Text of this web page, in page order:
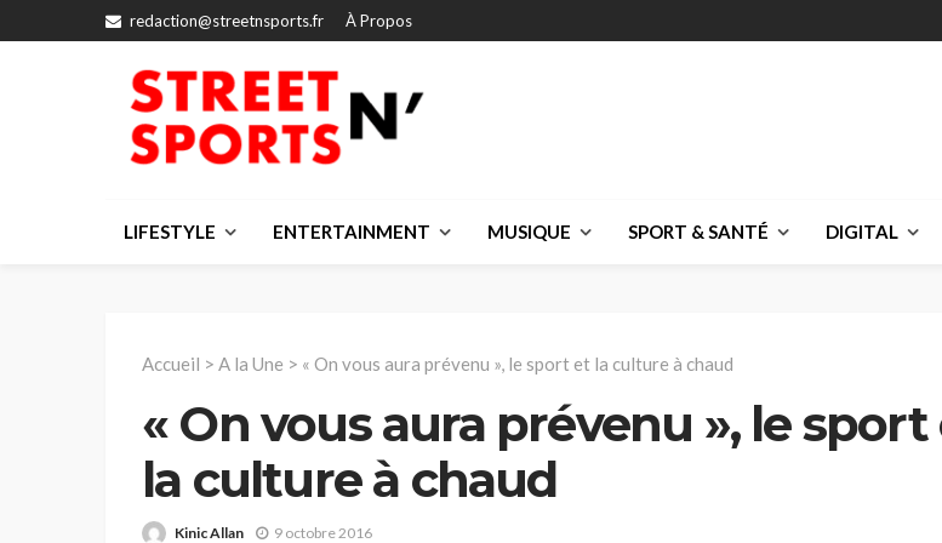
redaction@streetnsports.fr À Propos
LIFESTYLE ENTERTAINMENT MUSIQUE SPORT & SANTÉ DIGITAL
Accueil > A la Une > « On vous aura prévenu », le sport et la culture à chaud
« On vous aura prévenu », le sport
la culture à chaud
Kinic Allan 9 octobre 2016